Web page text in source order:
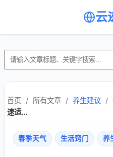
云
首页 / 所有文章 / 养生建议 /
速适...
春季天气 生活窍门 养